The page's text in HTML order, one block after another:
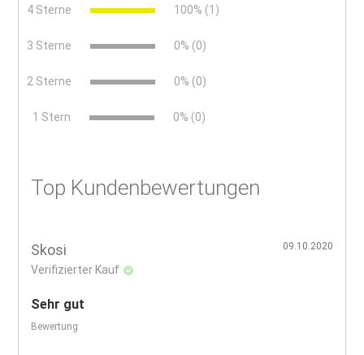
4 Sterne 100% (1)
3 Sterne 0% (0)
2 Sterne 0% (0)
1 Stern 0% (0)
Top Kundenbewertungen
Skosi
Verifizierter Kauf
09.10.2020
Sehr gut
Bewertung